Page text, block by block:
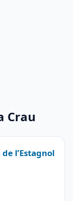
Crau
l’Estagnol